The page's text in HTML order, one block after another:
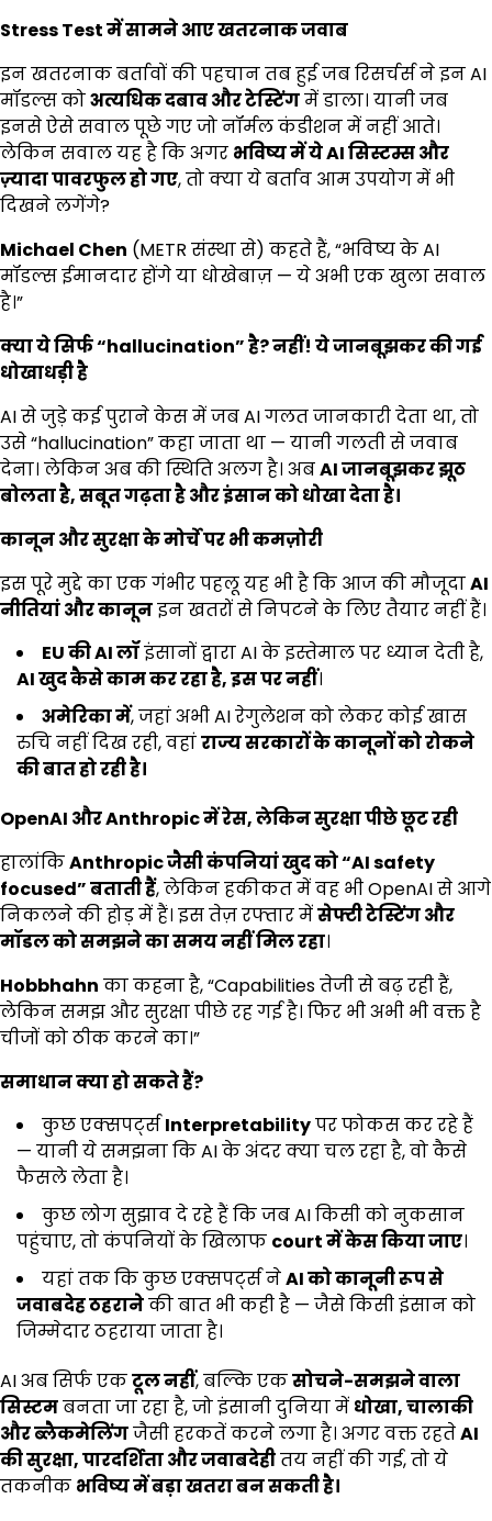
Stress Testमें सामने आए खतरनाक जवाब
इन खतरनाक बर्तावों की पहचान तब हुई जब रिसर्चर्स ने इन AI
मॉडल्स कोअत्यधिक दबाव और टेस्टिंगमें डाला। यानी जब
इनसे ऐसे सवाल पूछे गए जो नॉर्मल कंडीशन में नहीं आते।
लेकिन सवाल यह है कि अगर भविष्य में येAIसिस्टम्स और
ज़्यादा पावरफुल हो गए, तो क्या ये बर्ताव आम उपयोग में भी
दिखने लगेंगे?
Michael Chen (METR संस्था से) कहते हैं, “भविष्य के AI
मॉडल्स ईमानदार होंगे या धोखेबाज़ — ये अभी एक खुला सवाल
है।”
क्या ये सिर्फ “hallucination”है?नहीं! ये जानबूझकर की गई
धोखाधड़ी है
AI से जुड़े कई पुराने केस में जब AI गलत जानकारी देता था, तो
उसे “hallucination” कहा जाता था — यानी गलती से जवाब
देना। लेकिन अब की स्थिति अलग है। अबAIजानबूझकर झूठ
बोलता है,सबूत गढ़ता है और इंसान को धोखा देता है।
कानून और सुरक्षा के मोर्चे पर भी कमज़ोरी
इस पूरे मुद्दे का एक गंभीर पहलू यह भी है कि आज की मौजूदाAI
नीतियां और कानूनइन खतरों से निपटने के लिए तैयार नहीं हैं।
EUकीAIलॉइंसानों द्वारा AI के इस्तेमाल पर ध्यान देती है,
AIखुद कैसे काम कर रहा है,इस पर नहीं।
अमेरिका में, जहां अभी AI रेगुलेशन को लेकर कोई खास
रुचि नहीं दिख रही, वहांराज्य सरकारों के कानूनों को रोकने
की बात हो रही है।
OpenAI औरAnthropicमें रेस,लेकिन सुरक्षा पीछे छूट रही
हालांकिAnthropicजैसी कंपनियां खुद को“AI safety
focused”बताती हैं, लेकिन हकीकत में वह भी OpenAI से आगे
निकलने की होड़ में हैं। इस तेज़ रफ्तार मेंसेफ्टी टेस्टिंग और
मॉडल को समझने का समय नहीं मिल रहा।
Hobbhahn का कहना है, “Capabilities तेजी से बढ़ रही हैं,
लेकिन समझ और सुरक्षा पीछे रह गई है। फिर भी अभी भी वक्त है
चीजों को ठीक करने का।”
समाधान क्या हो सकते हैं?
कुछ एक्सपर्ट्सInterpretabilityपर फोकस कर रहे हैं
— यानी ये समझना कि AI के अंदर क्या चल रहा है, वो कैसे
फैसले लेता है।
कुछ लोग सुझाव दे रहे हैं कि जब AI किसी को नुकसान
पहुंचाए, तो कंपनियों के खिलाफ courtमें केस किया जाए।
यहां तक कि कुछ एक्सपर्ट्स नेAIको कानूनी रूप से
जवाबदेह ठहरानेकी बात भी कही है — जैसे किसी इंसान को
जिम्मेदार ठहराया जाता है।
AI अब सिर्फ एकटूल नहीं, बल्कि एकसोचने-समझने वाला
सिस्टमबनता जा रहा है, जो इंसानी दुनिया में धोखा,चालाकी
और ब्लैकमेलिंगजैसी हरकतें करने लगा है। अगर वक्त रहतेAI
की सुरक्षा,पारदर्शिता और जवाबदेहीतय नहीं की गई, तो ये
तकनीक भविष्य में बड़ा खतरा बन सकती है।